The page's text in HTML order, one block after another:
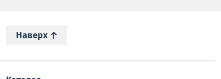
Наверх